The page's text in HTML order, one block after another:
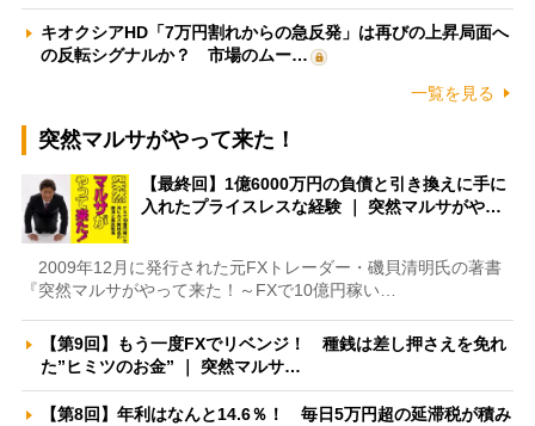
キオクシアHD「7万円割れからの急反発」は再びの上昇局面へ
の反転シグナルか？ 市場のムー…
一覧を見る
突然マルサがやって来た！
【最終回】1億6000万円の負債と引き換えに手に
入れたプライスレスな経験 ｜ 突然マルサがや…
2009年12月に発行された元FXトレーダー・磯貝清明氏の著書
『突然マルサがやって来た！～FXで10億円稼い…
【第9回】もう一度FXでリベンジ！ 種銭は差し押さえを免れ
た”ヒミツのお金” ｜ 突然マルサ…
【第8回】年利はなんと14.6％！ 毎日5万円超の延滞税が積み